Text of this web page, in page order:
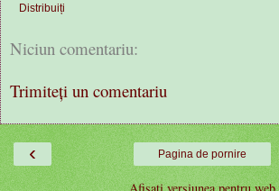
Distribuiți
Niciun comentariu:
Trimiteți un comentariu
‹ Pagina de pornire